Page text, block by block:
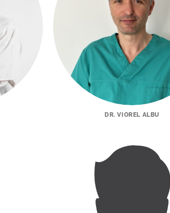
DR. VIOREL ALBU